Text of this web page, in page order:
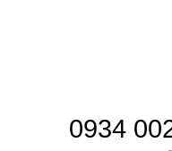
0934